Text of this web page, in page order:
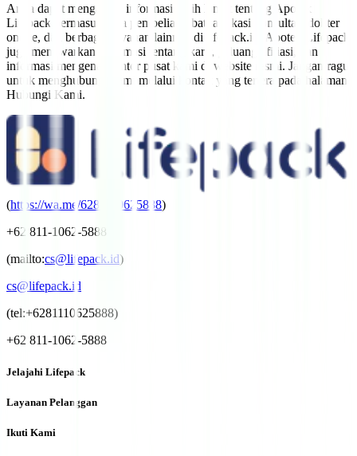
Anda dapat mengakses informasi lebih lanjut tentang Apotek
Lifepack, termasuk cara pembelian obat, aplikasi konsultasi dokter
online, dan berbagai layanan lainnya di lifepack.id. Apotek Lifepack
juga menawarkan informasi tentang karir, peluang afiliasi, dan
informasi mengenai kantor pusat kami di website resmi. Jangan ragu
untuk menghubungi kami melalui kontak yang tertera pada halaman
Hubungi Kami.
(https://wa.me/6281110625888)
+62 811-1062-5888
(mailto:cs@lifepack.id)
cs@lifepack.id
(tel:+6281110625888)
+62 811-1062-5888
Jelajahi Lifepack
Layanan Pelanggan
Ikuti Kami